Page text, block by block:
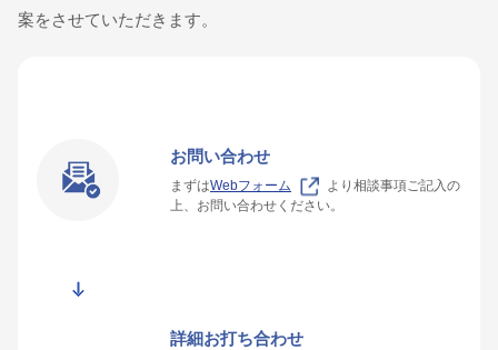
案をさせていただきます。
お問い合わせ
まずはWebフォーム
より相談事項ご記入の
上、お問い合わせください。
詳細お打ち合わせ